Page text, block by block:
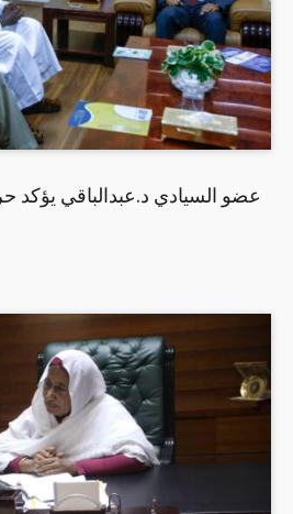
عضو السيادي د.عبدالباقي